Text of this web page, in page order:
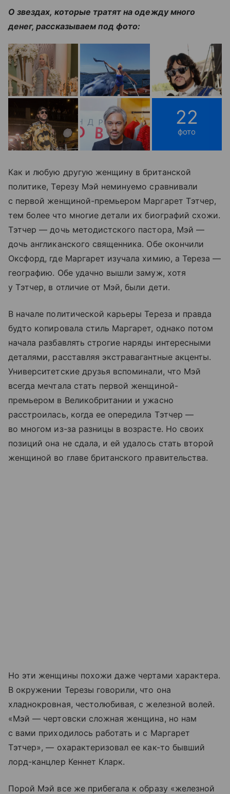
О звездах, которые тратят на одежду много
денег, рассказываем под фото:
22
фото
Как и любую другую женщину в британской
политике, Терезу Мэй неминуемо сравнивали
с первой женщиной-премьером Маргарет Тэтчер,
тем более что многие детали их биографий схожи.
Тэтчер — дочь методистского пастора, Мэй —
дочь англиканского священника. Обе окончили
Оксфорд, где Маргарет изучала химию, а Тереза —
географию. Обе удачно вышли замуж, хотя
у Тэтчер, в отличие от Мэй, были дети.
В начале политической карьеры Тереза и правда
будто копировала стиль Маргарет, однако потом
начала разбавлять строгие наряды интересными
деталями, расставляя экстравагантные акценты.
Университетские друзья вспоминали, что Мэй
всегда мечтала стать первой женщиной-
премьером в Великобритании и ужасно
расстроилась, когда ее опередила Тэтчер —
во многом из-за разницы в возрасте. Но своих
позиций она не сдала, и ей удалось стать второй
женщиной во главе британского правительства.
Но эти женщины похожи даже чертами характера.
В окружении Терезы говорили, что она
хладнокровная, честолюбивая, с железной волей.
«Мэй — чертовски сложная женщина, но нам
с вами приходилось работать и с Маргарет
Тэтчер», — охарактеризовал ее как-то бывший
лорд-канцлер Кеннет Кларк.
Порой Мэй все же прибегала к образу «железной